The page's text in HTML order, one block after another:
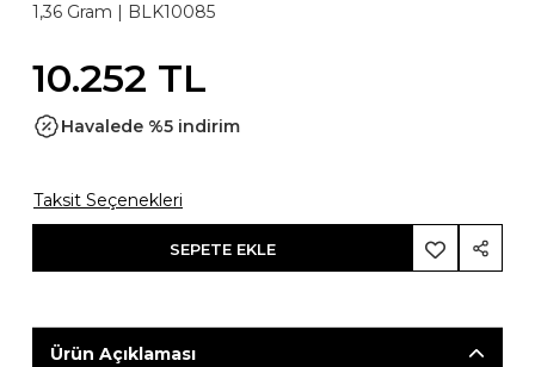
1,36 Gram | BLK10085
10.252 TL
Havalede %5 indirim
Taksit Seçenekleri
SEPETE EKLE
Ürün Açıklaması